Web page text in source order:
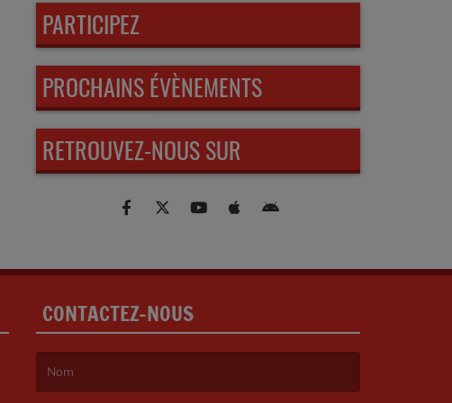
PARTICIPEZ
PROCHAINS ÉVÈNEMENTS
RETROUVEZ-NOUS SUR
CONTACTEZ-NOUS